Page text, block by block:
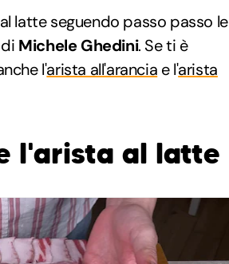
latte seguendo passo passo le
Michele Ghedini. Se ti è
l'arista all'arancia e l'arista
l'arista al latte